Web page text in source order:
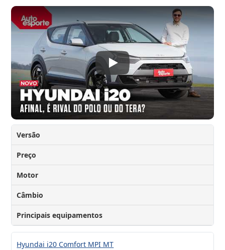
Versão
Preço
Motor
Câmbio
Principais equipamentos
Hyundai i20 Comfort MPI MT